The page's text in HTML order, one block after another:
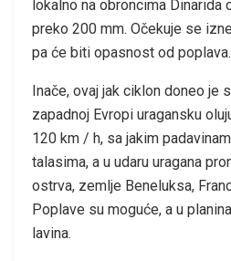
lokalno na obroncima Dinarida
preko 200 mm. Očekuje se
pa će biti opasnost od poplava.
Inače, ovaj jak ciklon doneo je
zapadnoj Evropi uragansku
120 km / h, sa jakim
talasima, a u udaru uragana
ostrva, zemlje Beneluksa,
Poplave su moguće, a u
lavina.